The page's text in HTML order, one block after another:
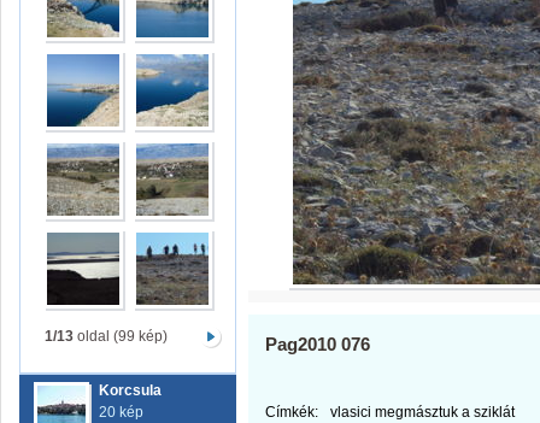
1/13 oldal (99 kép)
Korcsula
20 kép
Pag2010 076
Címkék:
vlasici megmásztuk a sziklát